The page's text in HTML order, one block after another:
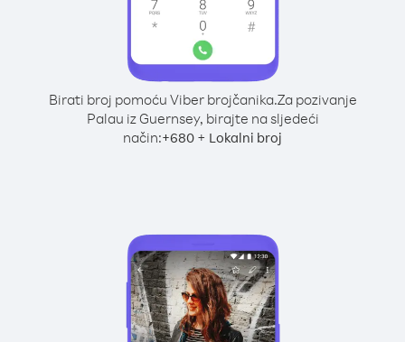
Birati broj pomoću Viber brojčanika.Za pozivanje
Palau iz Guernsey, birajte na sljedeći
način:+680 + Lokalni broj